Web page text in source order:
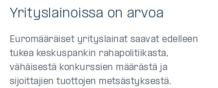
Yrityslainoissa on arvoa
Euromääräiset yrityslainat saavat edelleen
tukea keskuspankin rahapolitiikasta,
vähäisestä konkurssien määrästä ja
sijoittajien tuottojen metsästyksestä.